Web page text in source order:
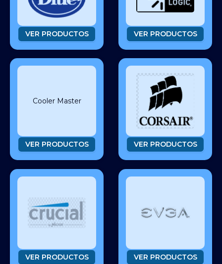
VER PRODUCTOS VER PRODUCTOS
Cooler Master
VER PRODUCTOS VER PRODUCTOS
VER PRODUCTOS VER PRODUCTOS